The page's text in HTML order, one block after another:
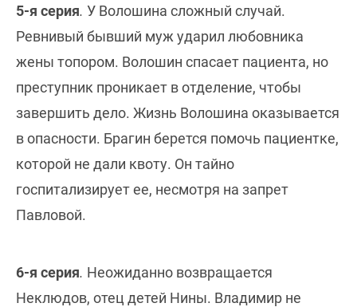
5-я серия. У Волошина сложный случай.
Ревнивый бывший муж ударил любовника
жены топором. Волошин спасает пациента, но
преступник проникает в отделение, чтобы
завершить дело. Жизнь Волошина оказывается
в опасности. Брагин берется помочь пациентке,
которой не дали квоту. Он тайно
госпитализирует ее, несмотря на запрет
Павловой.
6-я серия. Неожиданно возвращается
Неклюдов, отец детей Нины. Владимир не